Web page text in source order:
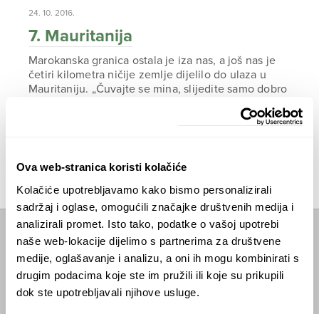
Ova web-stranica koristi kolačiće
Kolačiće upotrebljavamo kako bismo personalizirali
sadržaj i oglase, omogućili značajke društvenih medija i
analizirali promet. Isto tako, podatke o vašoj upotrebi
naše web-lokacije dijelimo s partnerima za društvene
medije, oglašavanje i analizu, a oni ih mogu kombinirati s
drugim podacima koje ste im pružili ili koje su prikupili
dok ste upotrebljavali njihove usluge.
24. 10. 2016.
7. Mauritanija
Marokanska granica ostala je iza nas, a još nas je
četiri kilometra ničije zemlje dijelilo do ulaza u
Mauritaniju. „Čuvajte se mina, slijedite samo dobro
upozorenje jednog putnika kojeg smo sreli u
Početna
Predavanja